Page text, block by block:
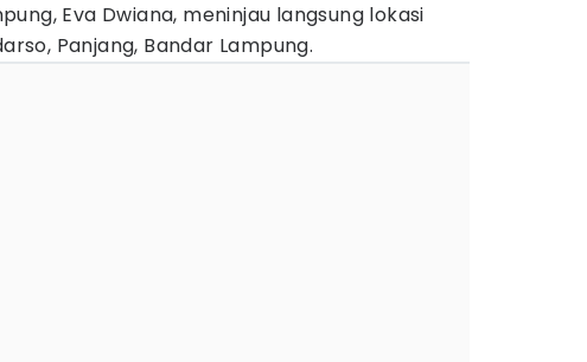
Eva Dwiana, meninjau langsung lokasi
Panjang, Bandar Lampung.